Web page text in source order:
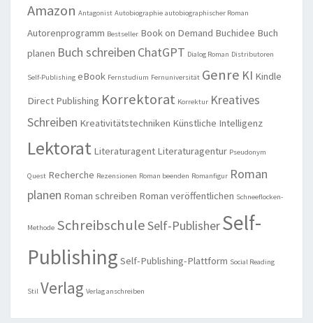
Amazon Antagonist Autobiographie autobiographischer Roman
Autorenprogramm Bestseller Book on Demand Buchidee Buch
planen Buch schreiben ChatGPT Dialog Roman Distributoren
Self-Publishing eBook Fernstudium Fernuniversität Genre KI Kindle
Direct Publishing Korrektorat Korrektur Kreatives
Schreiben Kreativitätstechniken Künstliche Intelligenz
Lektorat Literaturagent Literaturagentur Pseudonym
Quest Recherche Rezensionen Roman beenden Romanfigur Roman
planen Roman schreiben Roman veröffentlichen Schneeflocken-
Methode SchreibschuleSelf-PublisherSelf-
Publishing Self-Publishing-Plattform Social Reading
Stil Verlag Verlag anschreiben